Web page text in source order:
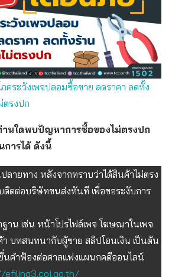
คระวังเพจปลอมซื้อขาย ลดราคา ลดทั้ง
ตรงปก
นใดพบปัญหาการซื้อของไม่ตรงปก
การได้ ดังนี้
ลายทาง หลังจากทราบว่าได้สินค้าไม่ตรง
ดต่อบริษัทขนส่งทันที เพื่อขอระงับการ
าน เช่น หน้าโปรไฟล์เพจ โฆษณาในเพจ
บทสนทนากับผู้ขาย สลิปโอนเงิน เป็นต้น
คำฟ้องต่อศาลแพ่งแผนกคดีออนไลน์